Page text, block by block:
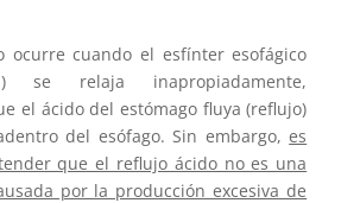
ocurre cuando el esfínter esofágico
se relaja inapropiadamente,
el ácido del estómago fluya (reflujo)
del esófago. Sin embargo,es
que el reflujo ácido no es una
por la producción excesiva de